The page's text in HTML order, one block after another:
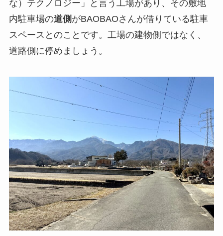
な）テクノロジー」と言う工場があり、その敷地
内駐車場の道側 がBAOBAOさんが借りている駐車
スペースとのことです。工場の建物側ではなく、
道路側に停めましょう。